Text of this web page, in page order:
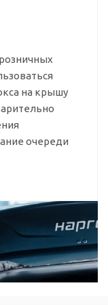
на крышу
очереди